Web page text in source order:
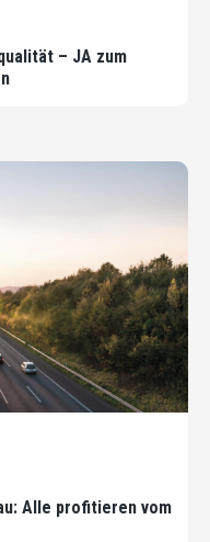
– JA zum
Alle profitieren vom